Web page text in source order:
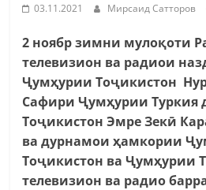
03.11.2021 Мирсаид Сатторов
2 ноябр зимни мулоқоти
телевизион ва радиои
Ҷумҳурии Тоҷикистон
Сафири Ҷумҳурии Туркия
Тоҷикистон Эмре Зекӣ
ва дурнамои ҳамкории
Тоҷикистон ва Ҷумҳурии
телевизион ва радио